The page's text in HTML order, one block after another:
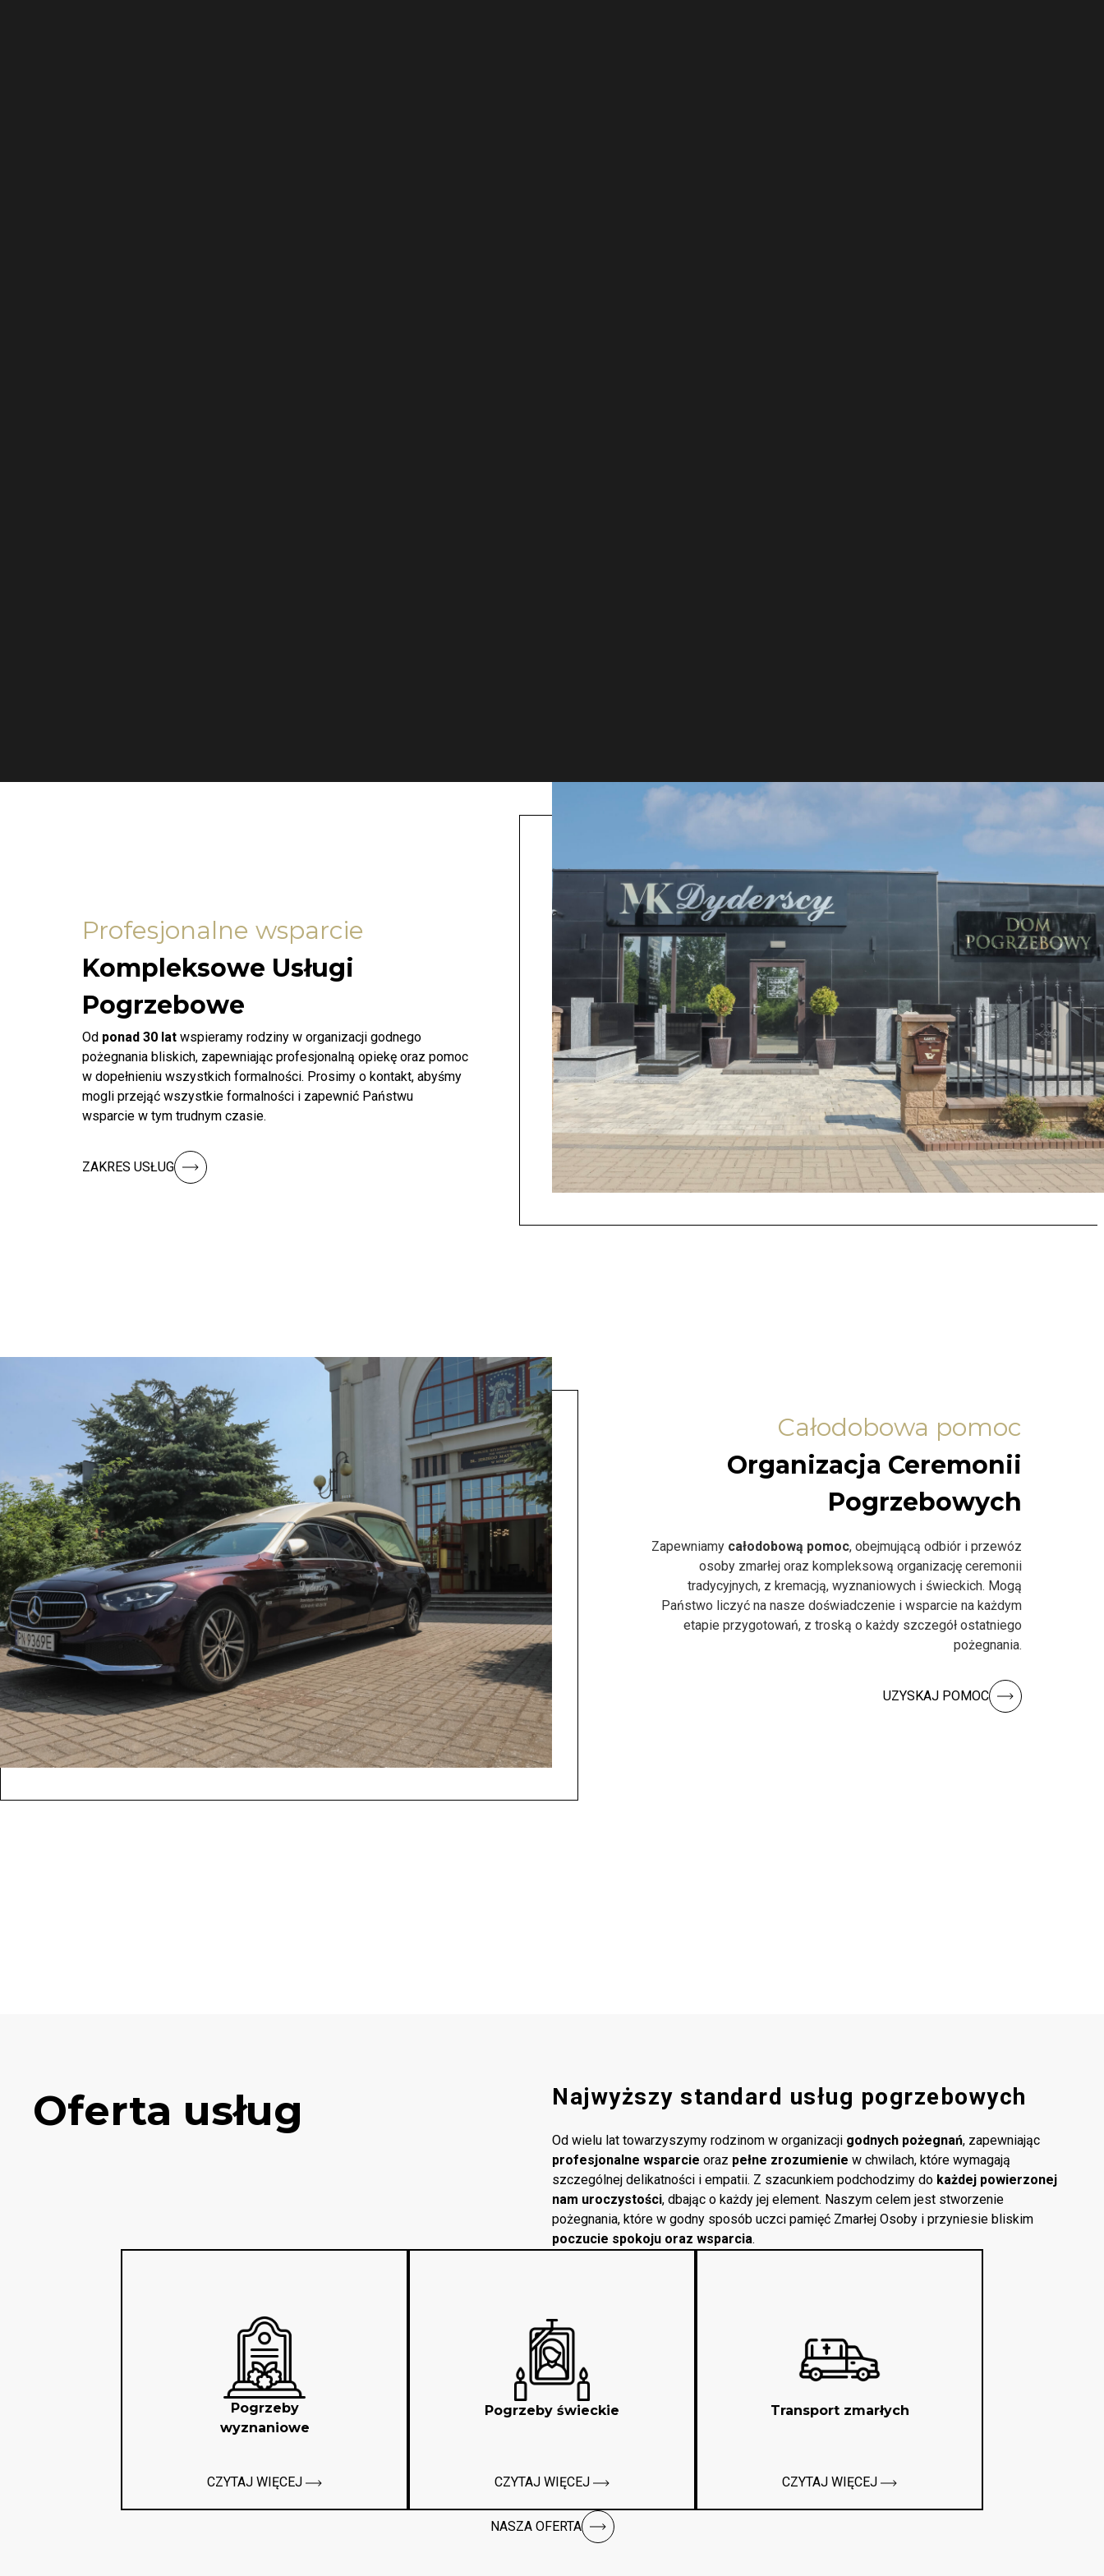
Profesjonalne wsparcie
Kompleksowe Usługi
Pogrzebowe
Od ponad 30 lat wspieramy rodziny w organizacji godnego
pożegnania bliskich, zapewniając profesjonalną opiekę oraz pomoc
w dopełnieniu wszystkich formalności. Prosimy o kontakt, abyśmy
mogli przejąć wszystkie formalności i zapewnić Państwu
wsparcie w tym trudnym czasie.
ZAKRES USŁUG
Całodobowa pomoc
Organizacja Ceremonii
Pogrzebowych
Zapewniamy całodobową pomoc, obejmującą odbiór i przewóz
osoby zmarłej oraz kompleksową organizację ceremonii
tradycyjnych, z kremacją, wyznaniowych i świeckich. Mogą
Państwo liczyć na nasze doświadczenie i wsparcie na każdym
etapie przygotowań, z troską o każdy szczegół ostatniego
pożegnania.
UZYSKAJ POMOC
Oferta usług Najwyższy standard usług pogrzebowych
Od wielu lat towarzyszymy rodzinom w organizacji godnych pożegnań, zapewniając
profesjonalne wsparcie oraz pełne zrozumienie w chwilach, które wymagają
szczególnej delikatności i empatii. Z szacunkiem podchodzimy do każdej powierzonej
nam uroczystości, dbając o każdy jej element. Naszym celem jest stworzenie
pożegnania, które w godny sposób uczci pamięć Zmarłej Osoby i przyniesie bliskim
poczucie spokoju oraz wsparcia.
Pogrzeby
wyznaniowe
CZYTAJ WIĘCEJ
Pogrzeby świeckie
CZYTAJ WIĘCEJ
Transport zmarłych
CZYTAJ WIĘCEJ
NASZA OFERTA